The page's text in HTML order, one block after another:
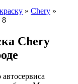
» Chery »
8
Chery